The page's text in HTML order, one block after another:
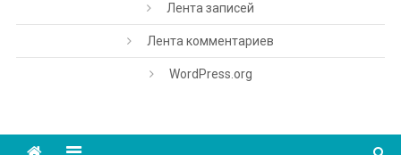
Лента записей
Лента комментариев
WordPress.org